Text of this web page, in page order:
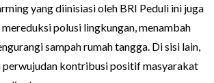
yang diinisiasi oleh BRI Peduli ini juga
polusi lingkungan, menambah
sampah rumah tangga. Di sisi lain,
perwujudan kontribusi positif masyarakat